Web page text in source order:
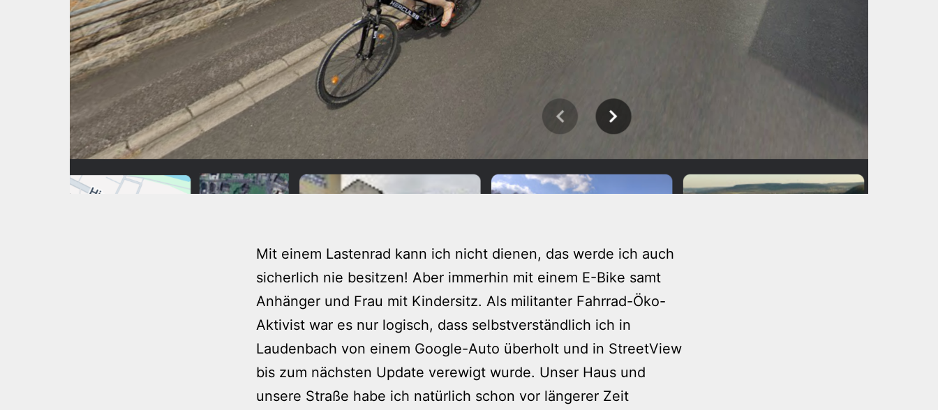
Mit einem Lastenrad kann ich nicht dienen, das werde ich auch
sicherlich nie besitzen! Aber immerhin mit einem E-Bike samt
Anhänger und Frau mit Kindersitz. Als militanter Fahrrad-Öko-
Aktivist war es nur logisch, dass selbstverständlich ich in
Laudenbach von einem Google-Auto überholt und in StreetView
bis zum nächsten Update verewigt wurde. Unser Haus und
unsere Straße habe ich natürlich schon vor längerer Zeit